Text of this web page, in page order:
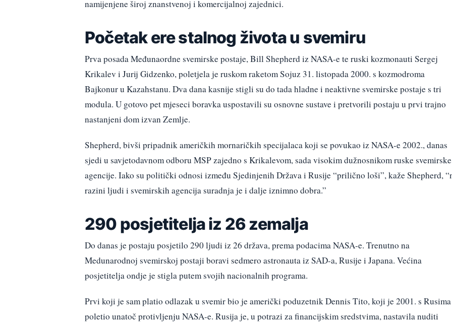
namijenjene široj znanstvenoj i komercijalnoj zajednici.
Početak ere stalnog života u svemiru
Prva posada Međunaordne svemirske postaje, Bill Shepherd iz NASA-e te ruski kozmonauti Sergej
Krikalev i Jurij Gidzenko, poletjela je ruskom raketom Sojuz 31. listopada 2000. s kozmodroma
Bajkonur u Kazahstanu. Dva dana kasnije stigli su do tada hladne i neaktivne svemirske postaje s tri
modula. U gotovo pet mjeseci boravka uspostavili su osnovne sustave i pretvorili postaju u prvi trajno
nastanjeni dom izvan Zemlje.
Shepherd, bivši pripadnik američkih mornaričkih specijalaca koji se povukao iz NASA-e 2002., danas
sjedi u savjetodavnom odboru MSP zajedno s Krikalevom, sada visokim dužnosnikom ruske svemirske
agencije. Iako su politički odnosi između Sjedinjenih Država i Rusije “prilično loši”, kaže Shepherd,
razini ljudi i svemirskih agencija suradnja je i dalje iznimno dobra.”
290 posjetitelja iz 26 zemalja
Do danas je postaju posjetilo 290 ljudi iz 26 država, prema podacima NASA-e. Trenutno na
Medunarodnoj svemirskoj postaji boravi sedmero astronauta iz SAD-a, Rusije i Japana. Većina
posjetitelja ondje je stigla putem svojih nacionalnih programa.
Prvi koji je sam platio odlazak u svemir bio je američki poduzetnik Dennis Tito, koji je 2001. s Rusima
poletio unatoč protivljenju NASA-e. Rusija je, u potrazi za financijskim sredstvima, nastavila nuditi